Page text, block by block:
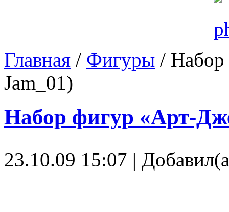
Главная / Фигуры /
Jam_01)
Набор фигур «Арт-
23.10.09 15:07 |